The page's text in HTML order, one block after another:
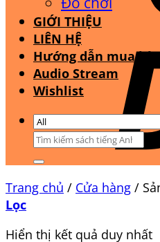
GIỚI THIỆU
LIÊN HỆ
Hướng dẫn mua
Audio Stream
Wishlist
Tìm
Trang chủ / Cửa hàng /
Lọc
Hiển thị kết quả duy nhất